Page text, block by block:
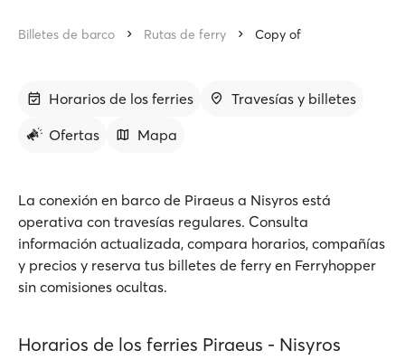
Billetes de barco Rutas de ferry Copy of
Horarios de los ferries
Travesías y billetes
Ofertas
Mapa
La conexión en barco de Piraeus a Nisyros está
operativa con travesías regulares. Consulta
información actualizada, compara horarios, compañías
y precios y reserva tus billetes de ferry en Ferryhopper
sin comisiones ocultas.
Horarios de los ferries Piraeus - Nisyros